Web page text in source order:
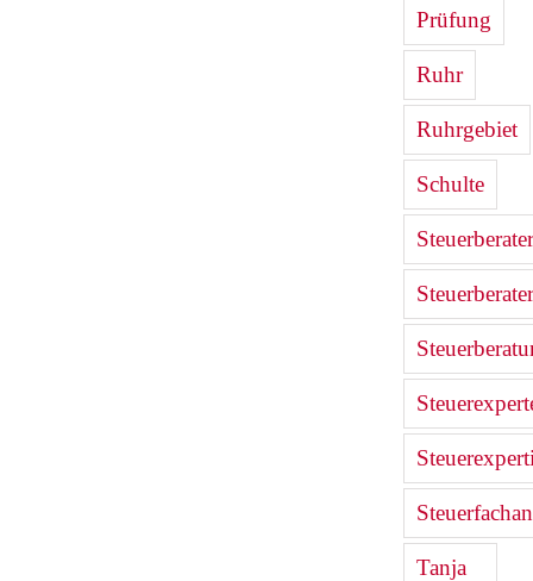
Prüfung
Ruhr
Ruhrgebiet
Schulte
Steuerberater
Tanja